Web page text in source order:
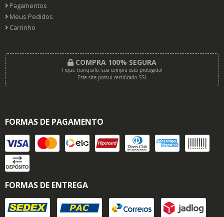
Pagamentos
Meus Pedidos
Carrinho
COMPRA 100% SEGURA
Fique tranquilo, sua compra está protegida!
Este site possui certificado SSL
FORMAS DE PAGAMENTO
FORMAS DE ENTREGA